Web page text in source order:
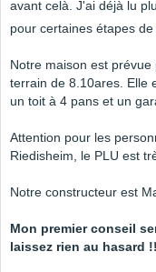
avant celà. J'ai déjà lu
pour certaines étapes
Notre maison est
terrain de 8.10ares. Elle
un toit à 4 pans et un
Attention pour les
Riedisheim, le PLU est
Notre constructeur est
Mon premier conseil
laissez rien au hasard !!